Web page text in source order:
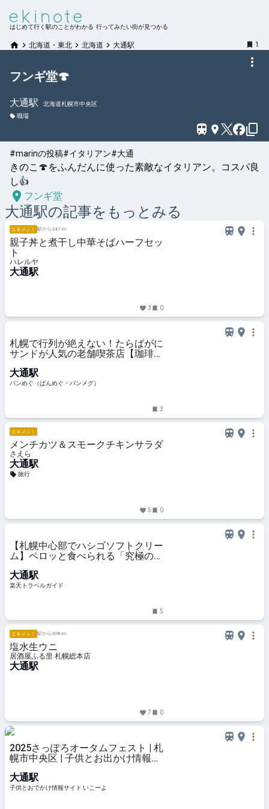
はじめて行く駅のことがわかる 行ってみたい街が見つかる
北海道・東北 北海道 大通駅 1
フンギ堂🍄
大通駅
北海道札幌市中央区
職場
#marinの投稿#イタリアン#大通
きのこ🍄をふんだんに使った素敵なイタリアン。コスパ良
し👍
フンギ堂
大通駅の記事をもっとみる
エキメシ！ 駅から247 m
親子丼と煮干し中華そばハーフセッ
ト
ハレルヤ
大通駅
3 0
札幌で行列が絶えない！たらばがに
サンドが人気の老舗喫茶店【珈琲と
道・札幌市）
大通駅
パンめぐ（ぱんめぐ・パンメグ）
3
エキメシ！
メンチカツ＆スモークチキンサラダ
さえら
大通駅
旅行
5 0
【札幌中心部でハシゴソフトクリー
ム】ペロッと食べられる「究極のミ
ク」ソフトも！ 【楽天トラベル】
大通駅
楽天トラベルガイド
5
エキメシ！ 駅から308 m
塩水生ウニ
居酒屋ふる里 札幌総本店
大通駅
7 0
2025さっぽろオータムフェスト | 札
幌市中央区 | 子供とお出かけ情報
大通駅
子供とおでかけ情報サイト いこーよ